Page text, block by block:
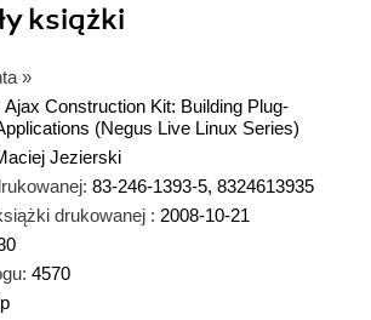
co błędnie próbuje autor
dlatego 5 a nie 6 Pozdrawiam
książki
»
Ajax Construction Kit: Building Plug-
(Negus Live Linux Series)
Jezierski
83-246-1393-5, 8324613935
drukowanej : 2008-10-21
4570